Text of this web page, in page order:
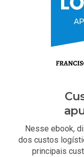
Nesse ebook,
dos custos
principais